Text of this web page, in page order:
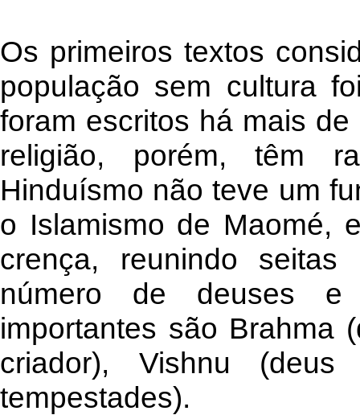
Os primeiros textos
população sem cultura
foram escritos há mais
religião, porém, têm
Hinduísmo não teve um
o Islamismo de Maomé,
crença, reunindo
número de deuses
importantes são Brahma
criador), Vishnu
tempestades).